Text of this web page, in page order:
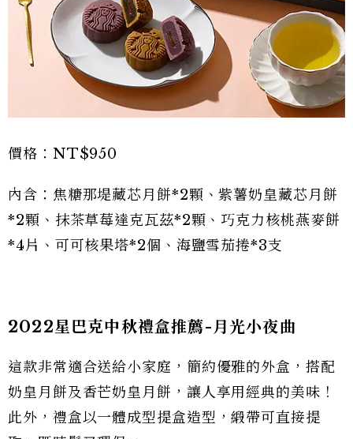
價格：NT$950
內含：焦糖那堤藏芯月餅*2顆、紫薯奶皇藏芯月餅
*2顆、抹茶草莓達克瓦茲*2顆、巧克力核桃燕麥餅
*4片、可可核果塔*2個、海鹽雪茄捲*3支
2022星巴克中秋禮盒推薦-月光小夜曲
這款非常適合送給小家庭，簡約優雅的外盒，搭配
奶皇月餅及香芒奶皇月餅，讓人享用經典的美味！
此外，禮盒以一體成型提盒造型，緞帶可直接提